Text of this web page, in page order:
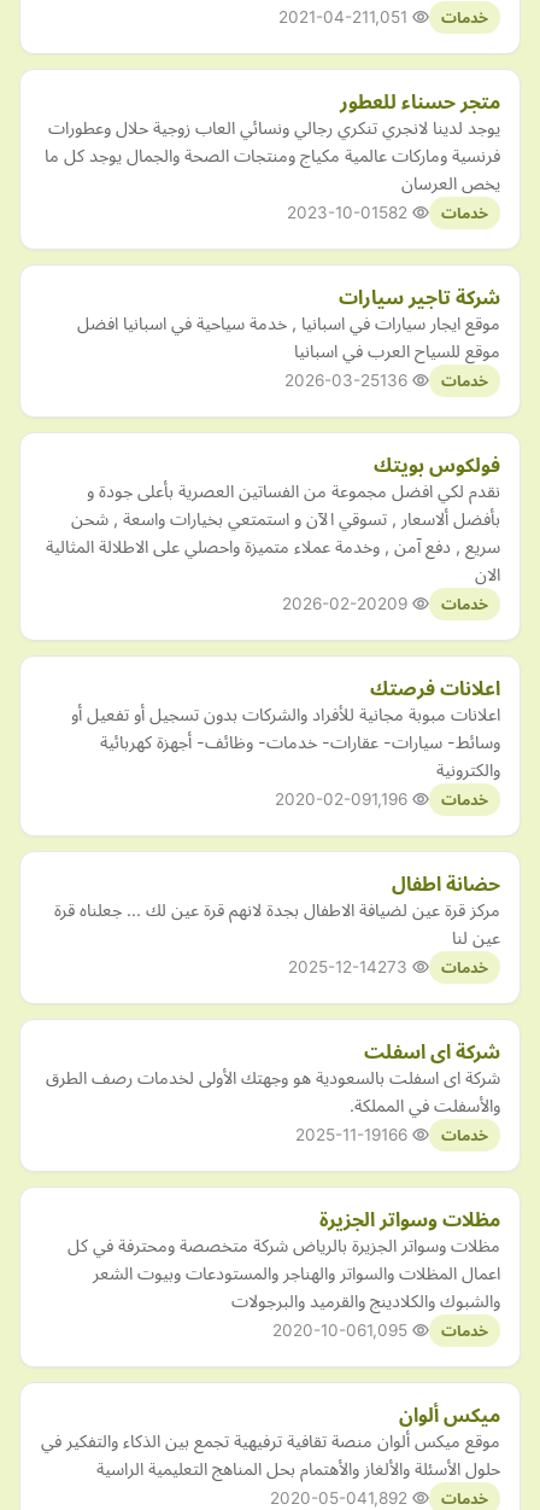
خدمات 2021-04-21
متجر حسناء للعطور
يوجد لدينا لانجري تنكري رجالي ونسائي العاب زوجية حلال وعطورات
فرنسية وماركات عالمية مكياج ومنتجات الصحة والجمال يوجد كل ما
يخص العرسان
خدمات 2023-10-01
شركة تاجير سيارات
موقع ايجار سيارات في اسبانيا , خدمة سياحية في اسبانيا افضل
موقع للسياح العرب في اسبانيا
خدمات 2026-03-25
فولكوس بويتك
نقدم لكي افضل مجموعة من الفساتين العصرية بأعلى جودة و
بأفضل ألاسعار , تسوقي الآن و استمتعي بخيارات واسعة , شحن
سريع , دفع آمن , وخدمة عملاء متميزة واحصلي على الاطلالة المثالية
الان
خدمات 2026-02-20
اعلانات فرصتك
اعلانات مبوبة مجانية للأفراد والشركات بدون تسجيل أو تفعيل أو
وسائط- سيارات- عقارات- خدمات- وظائف- أجهزة كهربائية
والكترونية
خدمات 2020-02-09
حضانة اطفال
مركز قرة عين لضيافة الاطفال بجدة لانهم قرة عين لك ... جعلناه قرة
عين لنا
خدمات 2025-12-14
شركة اى اسفلت
شركة اى اسفلت بالسعودية هو وجهتك الأولى لخدمات رصف الطرق
والأسفلت في المملكة.
خدمات 2025-11-19
مظلات وسواتر الجزيرة
مظلات وسواتر الجزيرة بالرياض شركة متخصصة ومحترفة في كل
اعمال المظلات والسواتر والهناجر والمستودعات وبيوت الشعر
والشبوك والكلادينج والقرميد والبرجولات
خدمات 2020-10-06
ميكس ألوان
موقع ميكس ألوان منصة تقافية ترفيهية تجمع بين الذكاء والتفكير في
حلول الأسئلة والألغاز والأهتمام بحل المناهج التعليمية الراسية
خدمات 2020-05-04